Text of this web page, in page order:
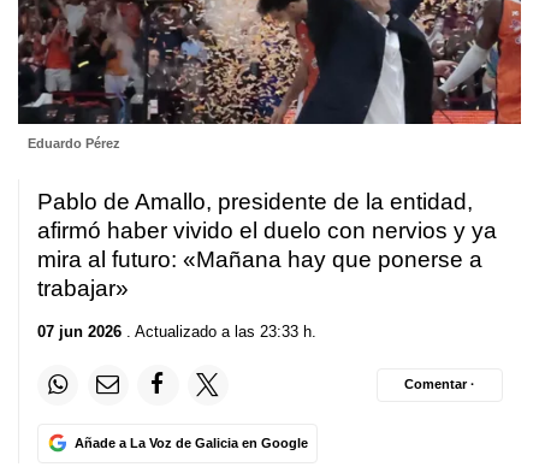
Eduardo Pérez
Pablo de Amallo, presidente de la entidad,
afirmó haber vivido el duelo con nervios y ya
mira al futuro: «Mañana hay que ponerse a
trabajar»
07 jun 2026 . Actualizado a las 23:33 h.
Añade a La Voz de Galicia en Google
Comentar ·